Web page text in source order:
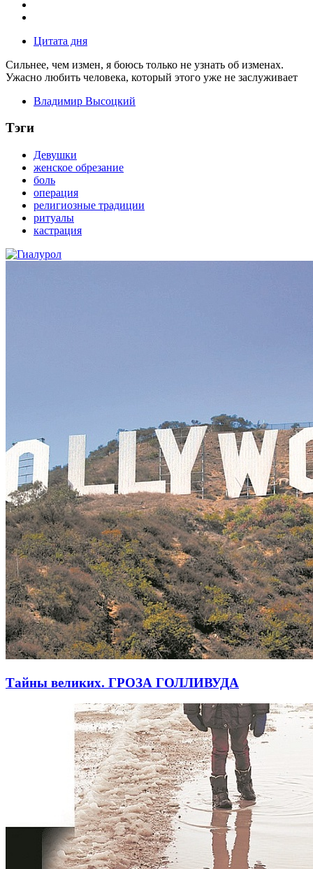
Цитата дня
Сильнее, чем измен, я боюсь только не узнать об изменах.
Ужасно любить человека, который этого уже не заслуживает
Владимир Высоцкий
Тэги
Девушки
женское обрезание
боль
операция
религиозные традиции
ритуалы
кастрация
Тайны великих. ГРОЗА ГОЛЛИВУДА